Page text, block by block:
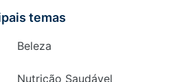
temas
Beleza
Nutrição Saudável